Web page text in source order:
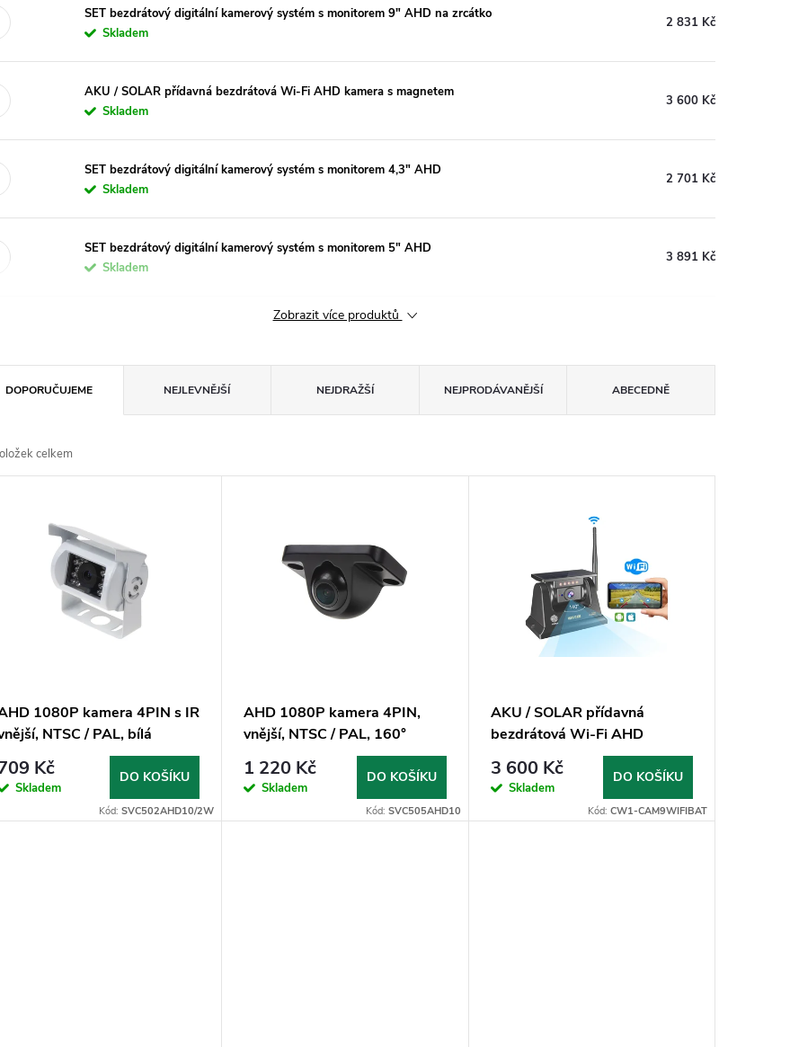
SET bezdrátový digitální kamerový systém s monitorem 9" AHD na zrcátko
Skladem
2 831 Kč
AKU / SOLAR přídavná bezdrátová Wi-Fi AHD kamera s magnetem
Skladem
3 600 Kč
SET bezdrátový digitální kamerový systém s monitorem 4,3" AHD
Skladem
2 701 Kč
SET bezdrátový digitální kamerový systém s monitorem 5" AHD
Skladem
3 891 Kč
Zobrazit více produktů
DOPORUČUJEME NEJLEVNĚJŠÍ NEJDRAŽŠÍ NEJPRODÁVANĚJŠÍ ABECEDNĚ
celkem
1080P kamera 4PIN s IR
NTSC / PAL, bílá
Kč
Skladem
DO KOŠÍKU
Kód:SVC502AHD10/2W
AHD 1080P kamera 4PIN,
vnější, NTSC / PAL, 160°
1 220 Kč
Skladem
DO KOŠÍKU
Kód: SVC505AHD10
AKU / SOLAR přídavná
bezdrátová Wi-Fi AHD
kamera s magnetem
3 600 Kč
Skladem
DO KOŠÍKU
Kód: CW1-CAM9WIFIBAT